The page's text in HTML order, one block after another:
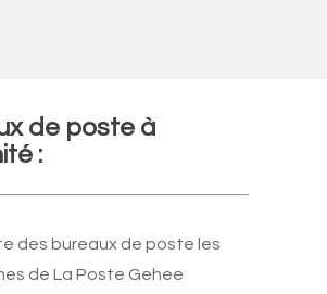
de poste à
:
des bureaux de poste les
de La Poste Gehee